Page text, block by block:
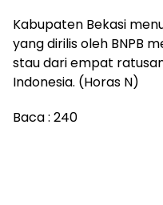
Kabupaten Bekasi
yang dirilis oleh BNPB
stau dari empat
Indonesia. (Horas N)
Baca : 240